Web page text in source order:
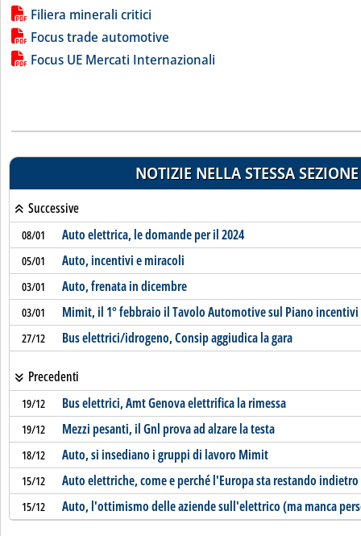
Lista allegati PDF alla notizia
Filiera minerali critici
Focus trade automotive
Focus UE Mercati Internazionali
NOTIZIE NELLA STESSA SEZIONE
Successive
08/01 Auto elettrica, le domande per il 2024
05/01 Auto, incentivi e miracoli
03/01 Auto, frenata in dicembre
03/01 Mimit, il 1° febbraio il Tavolo Automotive sul Piano incentivi
27/12 Bus elettrici/idrogeno, Consip aggiudica la gara
Precedenti
19/12 Bus elettrici, Amt Genova elettrifica la rimessa
19/12 Mezzi pesanti, il Gnl prova ad alzare la testa
18/12 Auto, si insediano i gruppi di lavoro Mimit
15/12 Auto elettriche, come e perché l'Europa sta restando indietro
15/12 Auto, l'ottimismo delle aziende sull'elettrico (ma manca